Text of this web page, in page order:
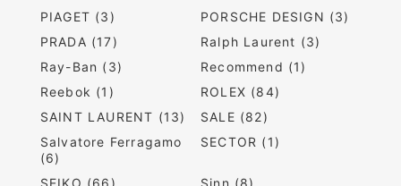
PIAGET (3)
PORSCHE DESIGN (3)
PRADA (17)
Ralph Laurent (3)
Ray-Ban (3)
Recommend (1)
Reebok (1)
ROLEX (84)
SAINT LAURENT (13)
SALE (82)
Salvatore Ferragamo
(6)
SECTOR (1)
SEIKO (66)
Sinn (8)